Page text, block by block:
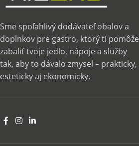
Sme spoľahlivý dodávateľ obalov a
doplnkov pre gastro, ktorý ti pomôže
zabaliť tvoje jedlo, nápoje a služby
tak, aby to dávalo zmysel – prakticky,
esteticky aj ekonomicky.